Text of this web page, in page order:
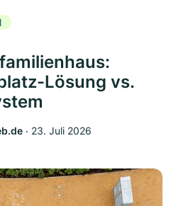
Lösung vs.
‧ 23. Juli 2026